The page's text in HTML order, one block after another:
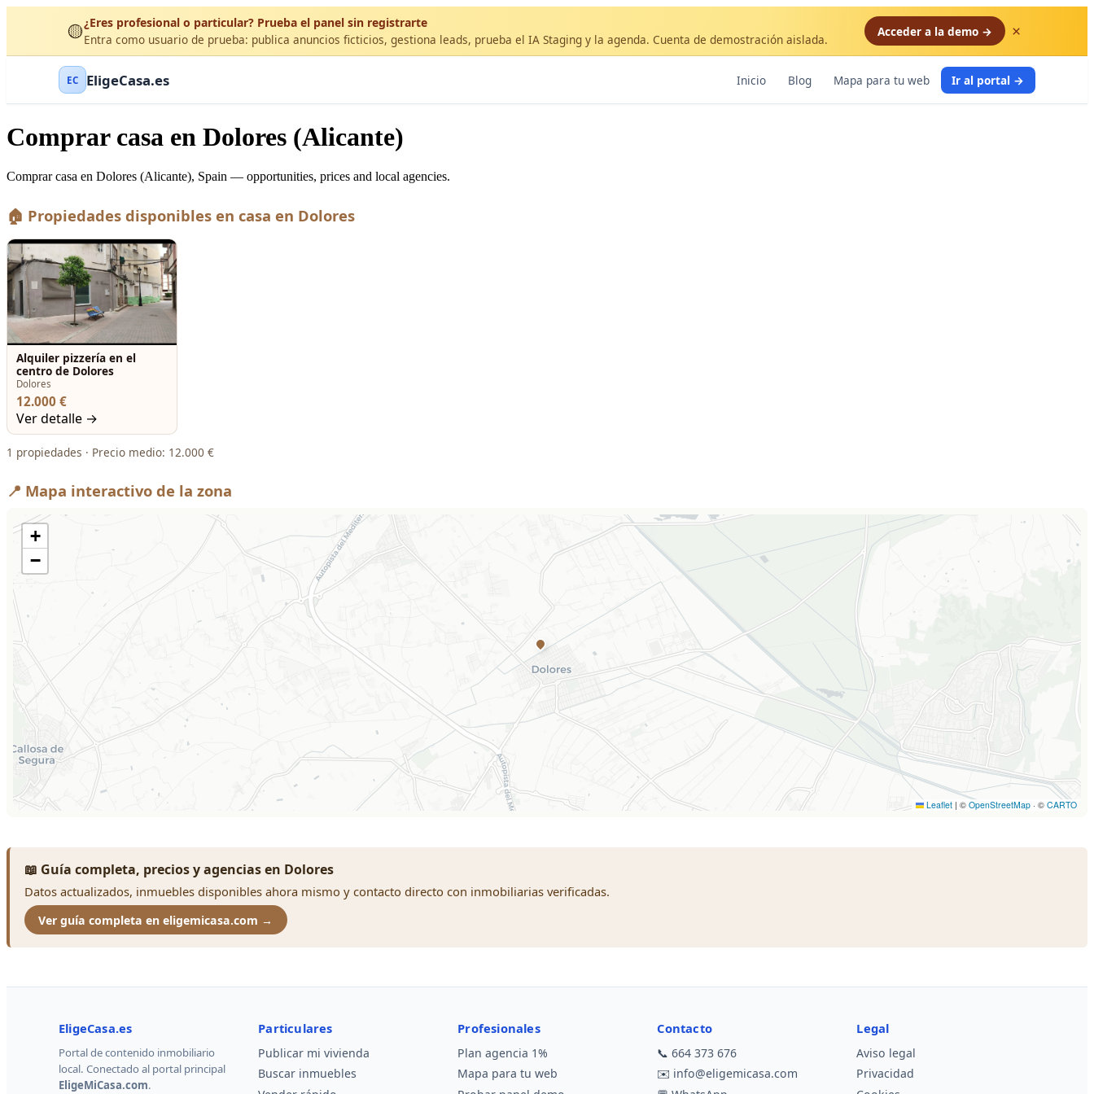
🟡¿Eres profesional o particular? Prueba el panel sin registrarte
Entra como usuario de prueba: publica anuncios ficticios, gestiona leads, prueba el IA Staging y la agenda. Cuenta de demostración aislada.
Acceder a la demo → ×
EC EligeCasa.es Inicio Blog Mapa para tu web Ir al portal →
Comprar casa en Dolores (Alicante)
Comprar casa en Dolores (Alicante), Spain — opportunities, prices and local agencies.
🏠 Propiedades disponibles en casa en Dolores
Alquiler pizzería en el
centro de Dolores
Dolores
12.000 €
Ver detalle →
1 propiedades · Precio medio: 12.000 €
📍 Mapa interactivo de la zona
📖 Guía completa, precios y agencias en Dolores
Datos actualizados, inmuebles disponibles ahora mismo y contacto directo con inmobiliarias verificadas.
Ver guía completa en eligemicasa.com →
EligeCasa.es
Portal de contenido inmobiliario
local. Conectado al portal principal
EligeMiCasa.com.
Particulares
Publicar mi vivienda
Buscar inmuebles
Profesionales
Plan agencia 1%
Mapa para tu web
Contacto
📞664 373 676
✉️ info@eligemicasa.com
Legal
Aviso legal
Privacidad